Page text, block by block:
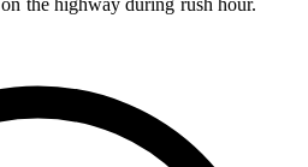
on the highway during rush hour.